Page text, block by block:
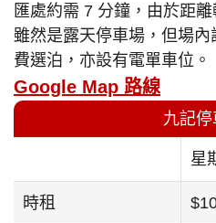
匯處約需 7 分鐘，由於距
雖然是露天停車場，但場
費選泊，亦設有電單車位。
Google Map 路線
九記
星
時租